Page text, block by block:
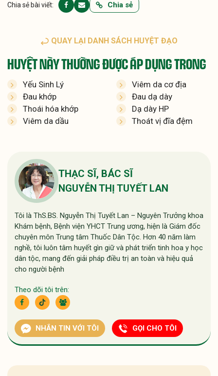
Chia sẻ bài viết: Chia sẻ
QUAY LẠI DANH SÁCH HUYỆT ĐẠO
HUYỆT NÀY THƯỜNG ĐƯỢC ÁP DỤNG TRONG
Yếu Sinh Lý
Viêm da cơ địa
Đau khớp
Đau dạ dày
Thoái hóa khớp
Dạ dày HP
Viêm da dầu
Thoát vị đĩa đệm
THẠC SĨ, BÁC SĨ
NGUYỄN THỊ TUYẾT LAN
Tôi là ThS.BS. Nguyễn Thị Tuyết Lan – Nguyên Trưởng khoa
Khám bệnh, Bệnh viện YHCT Trung ương, hiện là Giám đốc
chuyên môn Trung tâm Thuốc Dân Tộc. Hơn 40 năm làm
nghề, tôi luôn tâm huyết gìn giữ và phát triển tinh hoa y học
dân tộc, mang đến giải pháp điều trị an toàn và hiệu quả
cho người bệnh
Theo dõi tôi trên:
NHẮN TIN VỚI TÔI GỌI CHO TÔI